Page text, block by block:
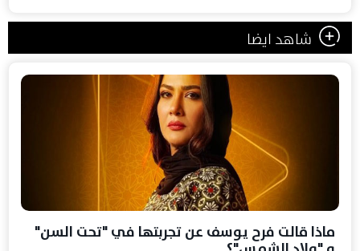
شاهد ايضا
ماذا قالت فرح يوسف عن تجربتها في "تحت السن"